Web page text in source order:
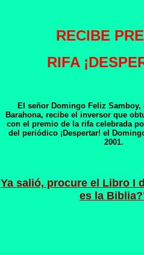
RECIBE
RIFA
El señor Domingo Feliz
Barahona, recibe el inversor que
con el premio de la rifa celebrada
del periódico ¡Despertar! el
2001.
Ya salió, procure el Libro I
es la